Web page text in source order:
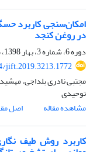
امکان‌سنجی کاربرد
در روغن کنجد
دوره 6، شماره 3، بهار 1398، صفحه
jift.2019.3213.1772
مجتبی نادری بلداجی،
توحیدی
مشاهده مقاله
اصل
کاربرد روش طیف